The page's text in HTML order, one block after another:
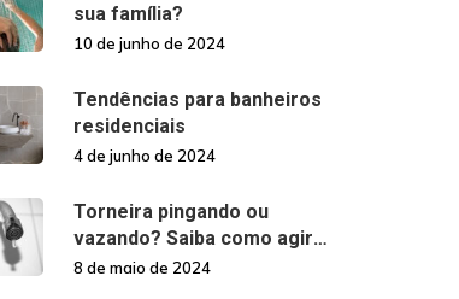
sua família?
10 de junho de 2024
Tendências para banheiros
residenciais
4 de junho de 2024
Torneira pingando ou
vazando? Saiba como agir
nessas situações!
8 de maio de 2024